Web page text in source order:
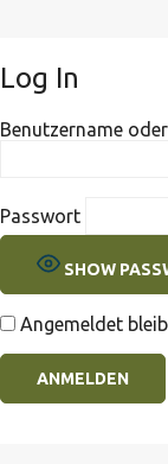
Log In
Benutzername
Passwort
SHOW
Angemeldet